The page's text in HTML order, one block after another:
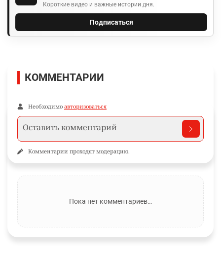
Короткие видео и важные истории дня.
Подписаться
КОММЕНТАРИИ
Необходимо авторизоваться
Комментарии проходят модерацию.
Пока нет комментариев…